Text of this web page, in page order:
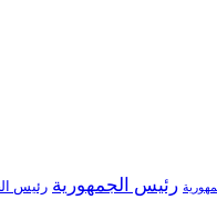
رئيس الجمهورية رئيس